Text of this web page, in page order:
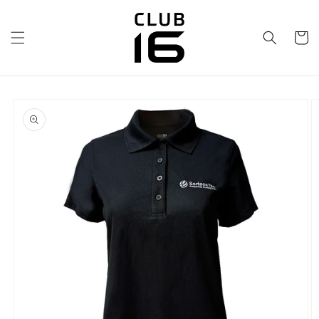
al contenido
Carrito
a la
información